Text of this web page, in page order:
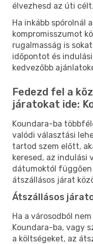
élvezhesd az úti célt.
Ha inkább spórolnál
kompromisszumot
rugalmasság is
időpontot és
kedvezőbb
Fedezd fel a
járatokat ide:
Koundara-ba
valódi választási
tartod szem előtt,
keresed, az indulási
dátumoktól
átszállásos járat
Átszállásos
Ha a városodból
Koundara-ba, vagy
a költségeket, az